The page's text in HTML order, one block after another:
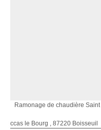
Ramonage de chaudière
ccas le Bourg , 87220 Boisseuil